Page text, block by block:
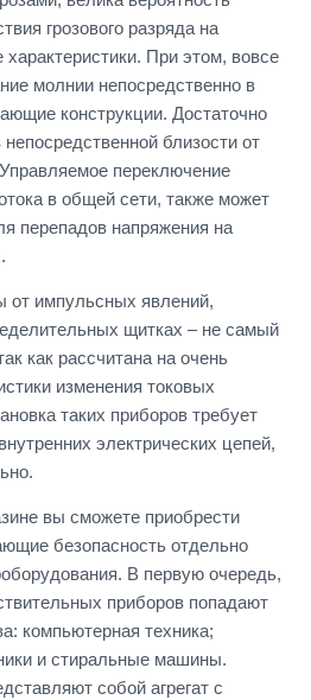
грозового разряда на
характеристики. При этом, вовсе
молнии непосредственно в
конструкции. Достаточно
близости от
переключение
в общей сети, также может
перепадов напряжения на
импульсных явлений,
щитках – не самый
как рассчитана на очень
изменения токовых
таких приборов требует
электрических цепей,
вы сможете приобрести
безопасность отдельно
В первую очередь,
приборов попадают
компьютерная техника;
и стиральные машины.
собой агрегат с